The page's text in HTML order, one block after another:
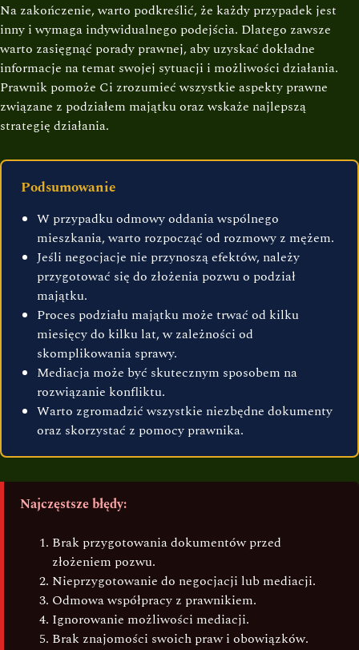
Na zakończenie, warto podkreślić, że każdy przypadek jest
inny i wymaga indywidualnego podejścia. Dlatego zawsze
warto zasięgnąć porady prawnej, aby uzyskać dokładne
informacje na temat swojej sytuacji i możliwości działania.
Prawnik pomoże Ci zrozumieć wszystkie aspekty prawne
związane z podziałem majątku oraz wskaże najlepszą
strategię działania.
Podsumowanie
W przypadku odmowy oddania wspólnego
mieszkania, warto rozpocząć od rozmowy z mężem.
Jeśli negocjacje nie przynoszą efektów, należy
przygotować się do złożenia pozwu o podział
majątku.
Proces podziału majątku może trwać od kilku
miesięcy do kilku lat, w zależności od
skomplikowania sprawy.
Mediacja może być skutecznym sposobem na
rozwiązanie konfliktu.
Warto zgromadzić wszystkie niezbędne dokumenty
oraz skorzystać z pomocy prawnika.
Najczęstsze błędy:
Brak przygotowania dokumentów przed
złożeniem pozwu.
Nieprzygotowanie do negocjacji lub mediacji.
Odmowa współpracy z prawnikiem.
Ignorowanie możliwości mediacji.
Brak znajomości swoich praw i obowiązków.